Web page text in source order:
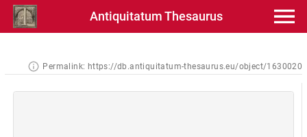
Antiquitatum Thesaurus
Permalink: https://db.antiquitatum-thesaurus.eu/object/1630020